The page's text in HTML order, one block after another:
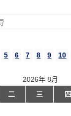
5 6 7 8 9 10
2026年 8月
二 三 四